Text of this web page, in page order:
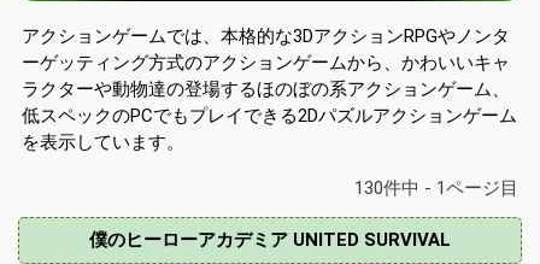
アクションゲームでは、本格的な3DアクションRPGやノンタ
ーゲッティング方式のアクションゲームから、かわいいキャ
ラクターや動物達の登場するほのぼの系アクションゲーム、
低スペックのPCでもプレイできる2Dパズルアクションゲーム
を表示しています。
130件中 - 1ページ目
僕のヒーローアカデミア UNITED SURVIVAL